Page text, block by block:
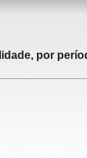
por